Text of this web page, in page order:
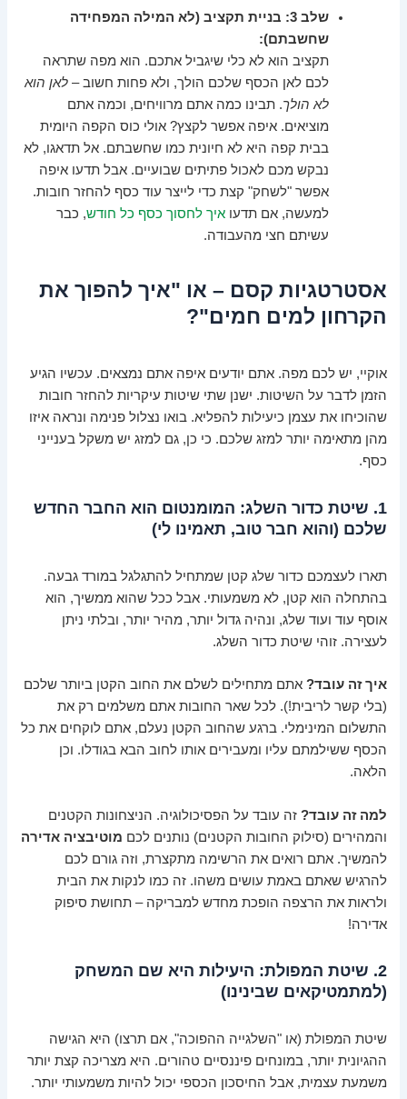
שלב 3: בניית תקציב (לא המילה המפחידה
שחשבתם):
תקציב הוא לא כלי שיגביל אתכם. הוא מפה שתראה
לכם לאן הכסף שלכם הולך, ולא פחות חשוב –לאן הוא
לא הולך. תבינו כמה אתם מרוויחים, וכמה אתם
מוציאים. איפה אפשר לקצץ? אולי כוס הקפה היומית
בבית קפה היא לא חיונית כמו שחשבתם. אל תדאגו, לא
נבקש מכם לאכול פתיתים שבועיים. אבל תדעו איפה
אפשר "לשחק" קצת כדי לייצר עוד כסף להחזר חובות.
למעשה, אם תדעואיך לחסוך כסף כל חודש, כבר
עשיתם חצי מהעבודה.
אסטרטגיות קסם – או "איך להפוך את
הקרחון למים חמים"?
אוקיי, יש לכם מפה. אתם יודעים איפה אתם נמצאים. עכשיו הגיע
הזמן לדבר על השיטות. ישנן שתי שיטות עיקריות להחזר חובות
שהוכיחו את עצמן כיעילות להפליא. בואו נצלול פנימה ונראה איזו
מהן מתאימה יותר למזג שלכם. כי כן, גם למזג יש משקל בענייני
כסף.
1. שיטת כדור השלג: המומנטום הוא החבר החדש
שלכם (והוא חבר טוב, תאמינו לי)
תארו לעצמכם כדור שלג קטן שמתחיל להתגלגל במורד גבעה.
בהתחלה הוא קטן, לא משמעותי. אבל ככל שהוא ממשיך, הוא
אוסף עוד ועוד שלג, ונהיה גדול יותר, מהיר יותר, ובלתי ניתן
לעצירה. זוהי שיטת כדור השלג.
איך זה עובד? אתם מתחילים לשלם את החוב הקטן ביותר שלכם
(בלי קשר לריבית!). לכל שאר החובות אתם משלמים רק את
התשלום המינימלי. ברגע שהחוב הקטן נעלם, אתם לוקחים את כל
הכסף ששילמתם עליו ומעבירים אותו לחוב הבא בגודלו. וכן
הלאה.
למה זה עובד? זה עובד על הפסיכולוגיה. הניצחונות הקטנים
והמהירים (סילוק החובות הקטנים) נותנים לכם מוטיבציה אדירה
להמשיך. אתם רואים את הרשימה מתקצרת, וזה גורם לכם
להרגיש שאתם באמת עושים משהו. זה כמו לנקות את הבית
ולראות את הרצפה הופכת מחדש למבריקה – תחושת סיפוק
אדירה!
2. שיטת המפולת: היעילות היא שם המשחק
(למתמטיקאים שבינינו)
שיטת המפולת (או "השלגייה ההפוכה", אם תרצו) היא הגישה
ההגיונית יותר, במונחים פיננסיים טהורים. היא מצריכה קצת יותר
משמעת עצמית, אבל החיסכון הכספי יכול להיות משמעותי יותר.